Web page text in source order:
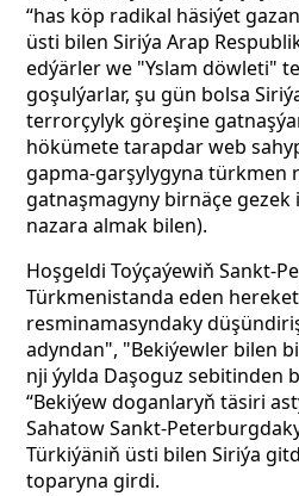
“has köp radikal häsiýet
üsti bilen Siriýa Arap
edýärler we "Yslam döwleti"
goşulýarlar, şu gün bolsa
terrorçylyk göreşine
hökümete tarapdar web
gapma-garşylygyna türkmen
gatnaşmagyny birnäçe
nazara almak bilen).
Hoşgeldi Toýçaýewiň Sankt-
Türkmenistanda eden
resminamasyndaky
adyndan", "Bekiýewler bilen
nji ýylda Daşoguz sebitinden
“Bekiýew doganlaryň täsiri
Sahatow Sankt-
Türkiýäniň üsti bilen Siriýa
toparyna girdi.